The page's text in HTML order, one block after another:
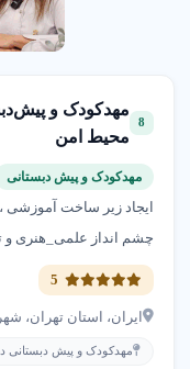
8
مهدکودک و
محیط امن
مهدکودک و پیش دبستانی
ایجاد زیر ساخت
چشم انداز علمی_هنری و
ایران، استان تهران، شهر ری،
مهدکودک و پیش دبستانی